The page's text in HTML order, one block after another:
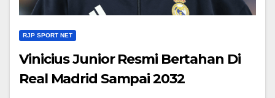
RJP SPORT NET
Vinicius Junior Resmi Bertahan Di
Real Madrid Sampai 2032